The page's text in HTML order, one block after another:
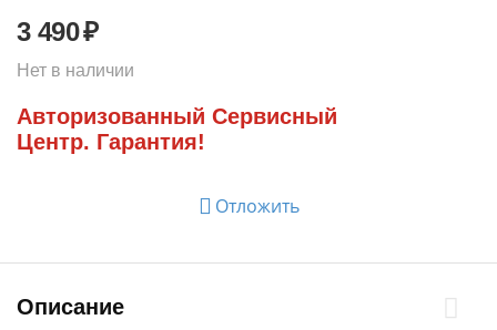
3 490₽
Нет в наличии
Авторизованный Сервисный
Центр. Гарантия!
Отложить
Описание